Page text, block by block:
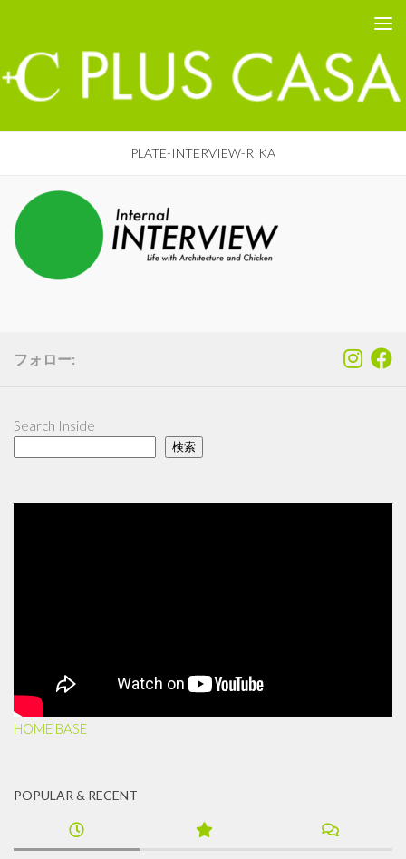
PLATE-INTERVIEW-RIKA
フォロー:
Search Inside
検索
HOME BASE
POPULAR & RECENT